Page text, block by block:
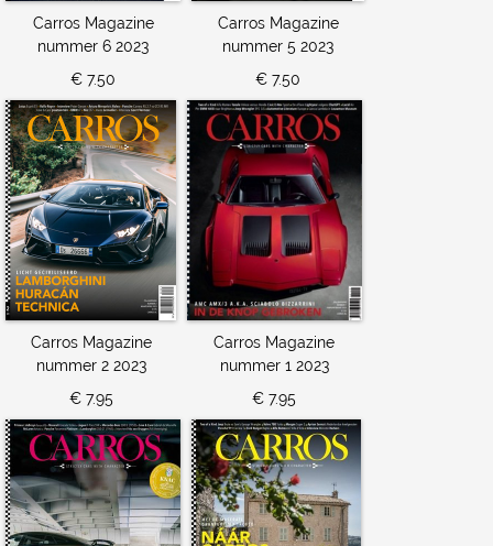
Carros Magazine
nummer 6 2023
€ 7.50
Carros Magazine
nummer 5 2023
€ 7.50
Carros Magazine
nummer 2 2023
€ 7.95
Carros Magazine
nummer 1 2023
€ 7.95